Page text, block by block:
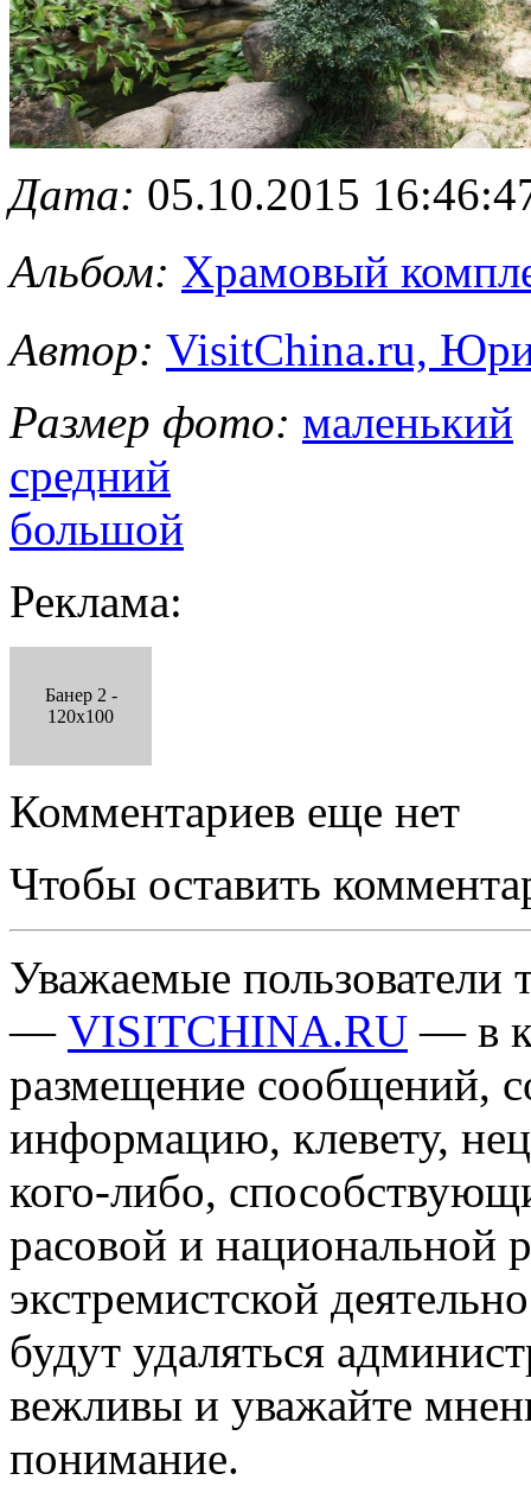
Дата: 05.10.2015
Альбом: Храмовый
Автор: VisitChina.ru,
Размер фото: маленький
средний
большой
Реклама:
Банер 2 -
120x100
Комментариев еще нет
Чтобы оставить
Уважаемые пользователи
— VISITCHINA.RU — в
размещение сообщений,
информацию, клевету,
кого-либо,
расовой и национальной
экстремистской
будут удаляться
вежливы и уважайте
понимание.